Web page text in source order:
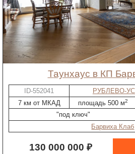
таунхаус в КП
ID-552041
РУБЛЕВО-
7 км от МКАД
площадь 500 м2
"под ключ"
Барвиха Клаб
130 000 000 ₽